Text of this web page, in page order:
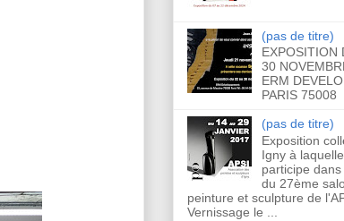
(pas de titre)
EXPOSITION
30
ERM
PARIS 75008
(pas de titre)
Exposition
Igny à
participe
du 27ème
peinture et sculpture de
Vernissage le ...